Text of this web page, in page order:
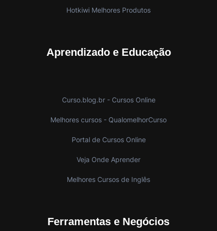
Hotkiwi Melhores Produtos
Aprendizado e Educação
Curso.blog.br - Cursos Online
Melhores cursos - QualomelhorCurso
Portal de Cursos Online
Veja Onde Aprender
Melhores Cursos de Inglês
Ferramentas e Negócios